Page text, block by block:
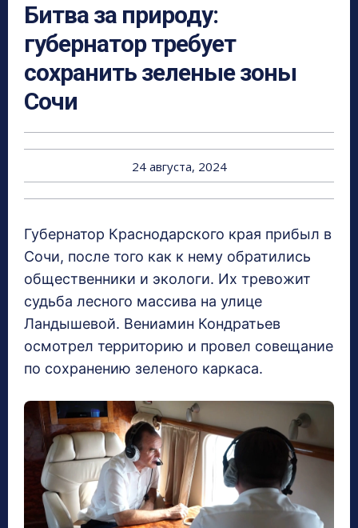
Битва за природу:
губернатор требует
сохранить зеленые зоны
Сочи
24 августа, 2024
Губернатор Краснодарского края прибыл в
Сочи, после того как к нему обратились
общественники и экологи. Их тревожит
судьба лесного массива на улице
Ландышевой. Вениамин Кондратьев
осмотрел территорию и провел совещание
по сохранению зеленого каркаса.